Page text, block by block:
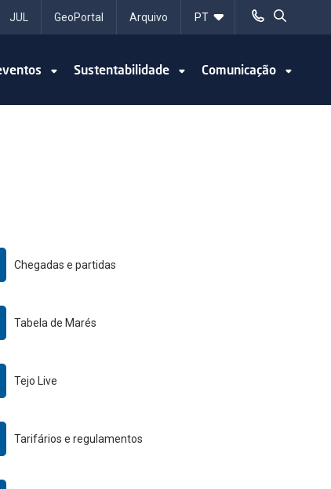
JUL GeoPortal Arquivo
Sustentabilidade Comunicação
Chegadas e partidas
Tabela de Marés
Tejo Live
Tarifários e regulamentos